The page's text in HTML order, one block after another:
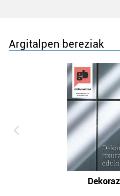
Argitalpen bereziak